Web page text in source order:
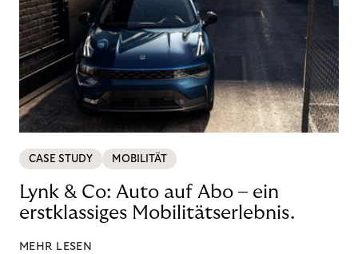
CASE STUDY MOBILITÄT
Lynk & Co: Auto auf Abo – ein
erstklassiges Mobilitätserlebnis.
MEHR LESEN